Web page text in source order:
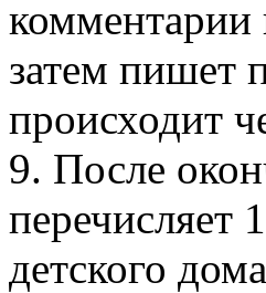
комментарии
затем пишет
происходит
9. После
перечисляет
детского